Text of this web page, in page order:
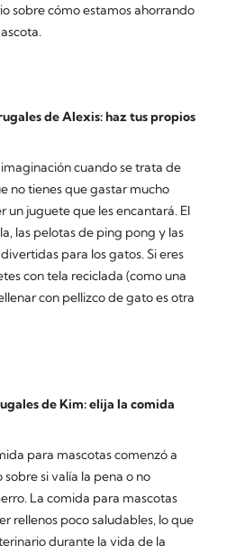
sobre cómo estamos ahorrando
de Alexis: haz tus propios
cuando se trata de
no tienes que gastar mucho
un juguete que les encantará. El
las pelotas de ping pong y las
para los gatos. Si eres
con tela reciclada (como una
con pellizco de gato es otra
de Kim: elija la comida
para mascotas comenzó a
si valía la pena o no
La comida para mascotas
rellenos poco saludables, lo que
durante la vida de la